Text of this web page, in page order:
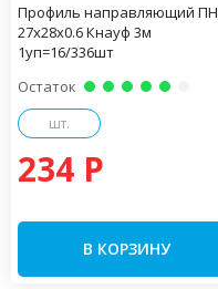
Профиль направляющий ПН
27х28х0.6 Кнауф 3м
1уп=16/336шт
Остаток
шт.
234 P
В КОРЗИНУ